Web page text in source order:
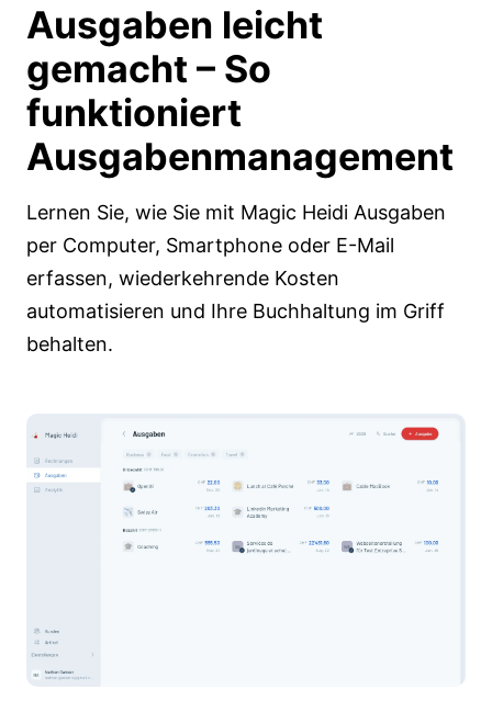
Ausgaben leicht
gemacht – So
funktioniert
Ausgabenmanagement
Lernen Sie, wie Sie mit Magic Heidi Ausgaben
per Computer, Smartphone oder E-Mail
erfassen, wiederkehrende Kosten
automatisieren und Ihre Buchhaltung im Griff
behalten.